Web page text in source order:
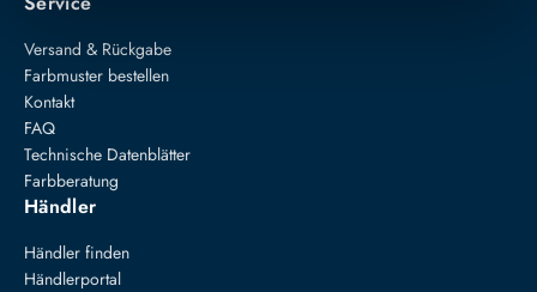
Versand & Rückgabe
Farbmuster bestellen
Kontakt
FAQ
Technische Datenblätter
Farbberatung
Händler
Händler finden
Händlerportal